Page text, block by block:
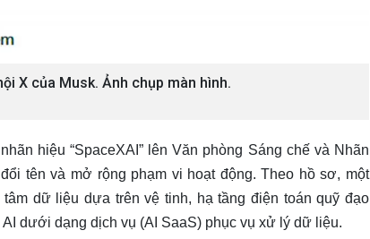
X của Musk. Ảnh chụp màn hình.
hiệu “SpaceXAI” lên Văn phòng Sáng chế và Nhãn
tên và mở rộng phạm vi hoạt động. Theo hồ sơ, một
dữ liệu dựa trên vệ tinh, hạ tầng điện toán quỹ đạo
dưới dạng dịch vụ (AI SaaS) phục vụ xử lý dữ liệu.